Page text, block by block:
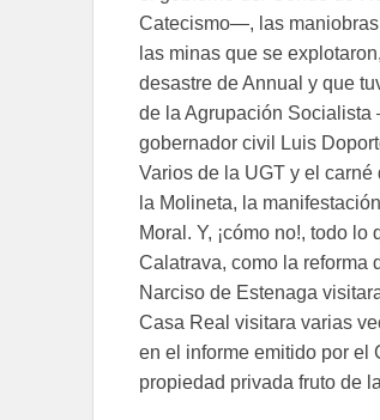
Catecismo—, las
las minas que se
desastre de Annual y que
de la Agrupación
gobernador civil Luis
Varios de la UGT y el
la Molineta, la
Moral. Y, ¡cómo no!, todo
Calatrava, como la
Narciso de Estenaga
Casa Real visitara varias
en el informe emitido por el
propiedad privada fruto de